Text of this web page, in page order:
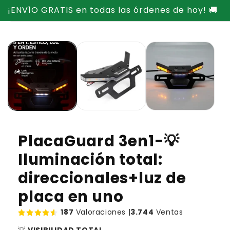
contenido
¡ENVÍO GRATIS en todas las órdenes de hoy! 🚚
producto
PlacaGuard 3en1-💡
Iluminación total:
direccionales+luz de
placa en uno
187 Valoraciones |3.744 Ventas